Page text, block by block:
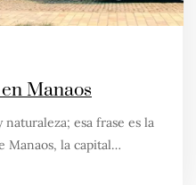
Manaos
esa frase es la
Manaos, la capital…